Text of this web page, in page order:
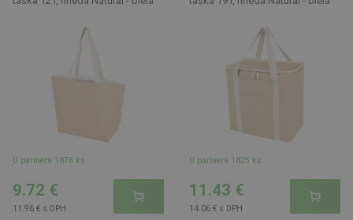
U partnera 1876 ks
9.72 €
11.96 € s DPH
U partnera 1825 ks
11.43 €
14.06 € s DPH